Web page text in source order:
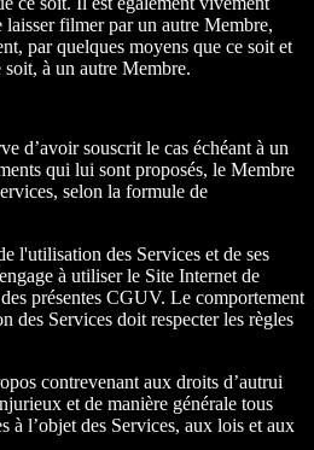
laisser filmer par un autre Membre,
par quelques moyens que ce soit et
soit, à un autre Membre.
d’avoir souscrit le cas échéant à un
qui lui sont proposés, le Membre
selon la formule de
l'utilisation des Services et de ses
à utiliser le Site Internet de
présentes CGUV. Le comportement
des Services doit respecter les règles
contrevenant aux droits d’autrui
et de manière générale tous
à l’objet des Services, aux lois et aux